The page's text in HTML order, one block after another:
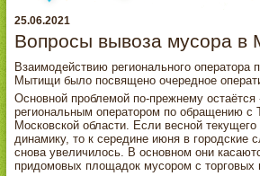
25.06.2021
Вопросы вывоза мусора в
Взаимодействию регионального
Мытищи было посвящено очередное
Основной проблемой по-прежнему
региональным оператором по обращению с
Московской области. Если весной
динамику, то к середине июня в городские
снова увеличилось. В основном они
придомовых площадок мусором с торговых